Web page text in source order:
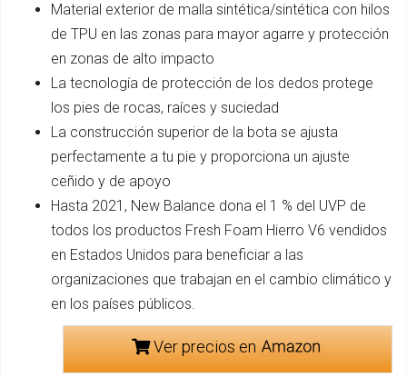
Material exterior de malla sintética/sintética con hilos
de TPU en las zonas para mayor agarre y protección
en zonas de alto impacto
La tecnología de protección de los dedos protege
los pies de rocas, raíces y suciedad
La construcción superior de la bota se ajusta
perfectamente a tu pie y proporciona un ajuste
ceñido y de apoyo
Hasta 2021, New Balance dona el 1 % del UVP de
todos los productos Fresh Foam Hierro V6 vendidos
en Estados Unidos para beneficiar a las
organizaciones que trabajan en el cambio climático y
en los países públicos.
Ver precios en